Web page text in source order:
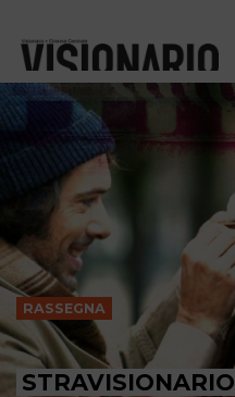
RASSEGNA
STRAVISIONARIO